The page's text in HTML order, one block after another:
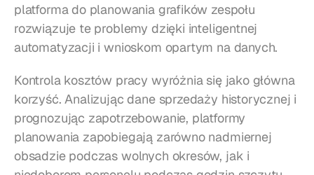
platforma do planowania grafików zespołu
rozwiązuje te problemy dzięki inteligentnej
automatyzacji i wnioskom opartym na danych.
Kontrola kosztów pracy wyróżnia się jako główna
korzyść. Analizując dane sprzedaży historycznej i
prognozując zapotrzebowanie, platformy
planowania zapobiegają zarówno nadmiernej
obsadzie podczas wolnych okresów, jak i